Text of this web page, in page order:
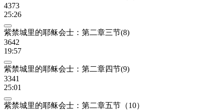
4373
25:26
紫禁城里的耶稣会士：第二章三节(8)
3642
19:57
紫禁城里的耶稣会士：第二章四节(9)
3341
25:01
紫禁城里的耶稣会士：第二章五节（10）